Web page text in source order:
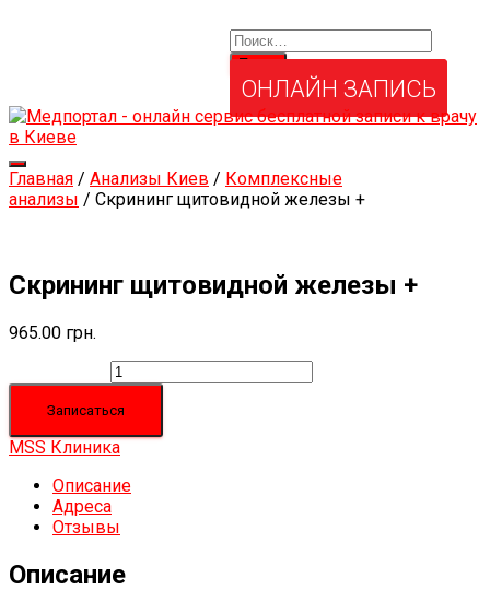
ОНЛАЙН ЗАПИСЬ
Переключить
навигацию
Главная / Анализы Киев / Комплексные
анализы / Скрининг щитовидной железы +
Скрининг щитовидной железы +
965.00 грн.
Записаться
MSS Клиника
Описание
Адреса
Отзывы
Описание